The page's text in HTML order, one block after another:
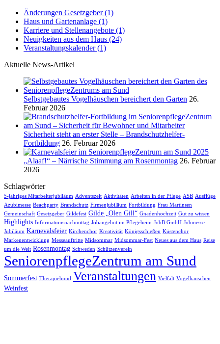
Änderungen Gesetzgeber (1)
Haus und Gartenanlage (1)
Karriere und Stellenangebote (1)
Neuigkeiten aus dem Haus (24)
Veranstaltungskalender (1)
Aktuelle News-Artikel
Selbstgebautes Vogelhäuschen bereichert den Garten 26.
Februar 2026
Sicherheit steht an erster Stelle – Brandschutzhelfer-
Fortbildung 26. Februar 2026
„Alaaf!“ – Närrische Stimmung am Rosenmontag 26. Februar
2026
Schlagwörter
5-jähriges Mitarbeiterjubiläum Adventszeit Aktivitäten Arbeiten in der Pflege ASB Ausflüge
Azubimesse Beachparty Brandschutz Firmenjubiläum Fortbildung Frau Martinsen
Gemeinschaft Gesetzgeber Gildefest Gilde „Olen Gill“ Gnadenhochzeit Gut zu wissen
Highlights Informationsnachmittag Jobangebot im Pflegeheim JobB GmbH Jobmesse
Jubiläum Karnevalsfeier Kirchenchor Kreativität Königsschießen Küstenchor
Markenentwicklung Messeauftritte Midsommar Midsommar-Fest Neues aus dem Haus Reise
um die Welt Rosenmontag Schweden Schützenverein
SeniorenpflegeZentrum am Sund
Sommerfest Therapiehund Veranstaltungen Vielfalt Vogelhäuschen
Weinfest